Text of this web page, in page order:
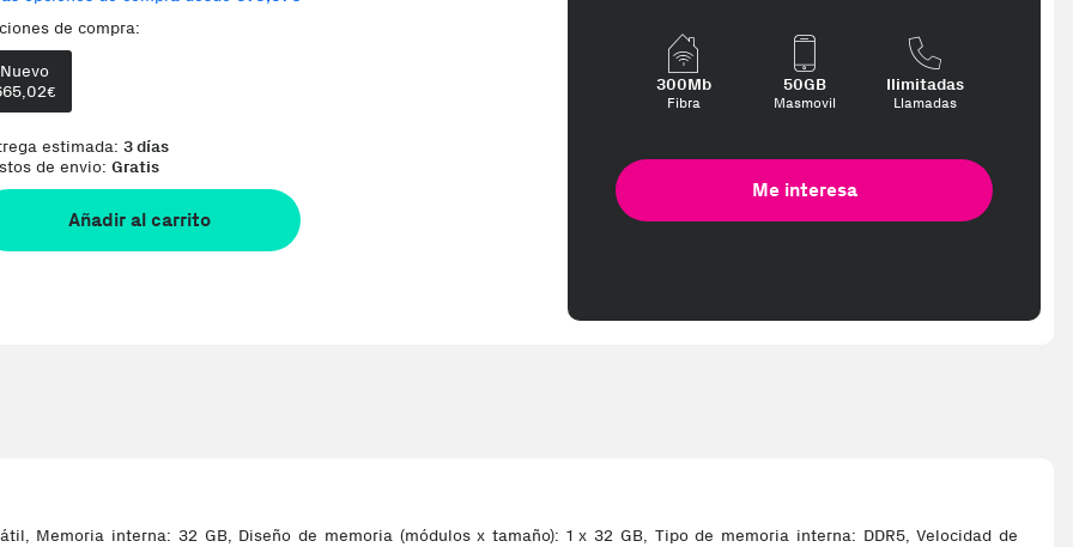
Memoria kingston 32gb ddr5 5600mt s sodimm kcp556sd8-32
de compra:
Nuevo
€
estimada: 3 días
de envio: Gratis
Añadir al carrito
300Mb
Fibra
50GB
Masmovil
Ilimitadas
Llamadas
Me interesa
Memoria interna: 32 GB, Diseño de memoria (módulos x tamaño): 1 x 32 GB, Tipo de memoria interna: DDR5, Velocidad de